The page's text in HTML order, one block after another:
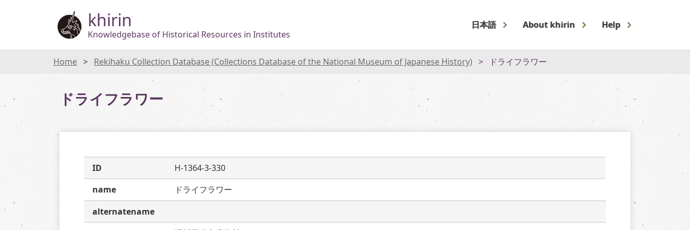
khirin
Knowledgebase of Historical Resources in Institutes
日本語 About khirin Help
Home Rekihaku Collection Database (Collections Database of the National Museum of Japanese History) ドライフラワー
ドライフラワー
ID
H-1364-3-330
name
ドライフラワー
alternatename